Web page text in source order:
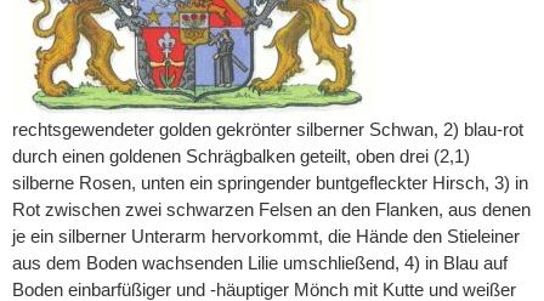
rechtsgewendeter golden gekrönter silberner Schwan, 2) blau-rot
durch einen goldenen Schrägbalken geteilt, oben drei (2,1)
silberne Rosen, unten ein springender buntgefleckter Hirsch, 3) in
Rot zwischen zwei schwarzen Felsen an den Flanken, aus denen
je ein silberner Unterarm hervorkommt, die Hände den Stieleiner
aus dem Boden wachsenden Lilie umschließend, 4) in Blau auf
Boden einbarfüßiger und -häuptiger Mönch mit Kutte und weißer